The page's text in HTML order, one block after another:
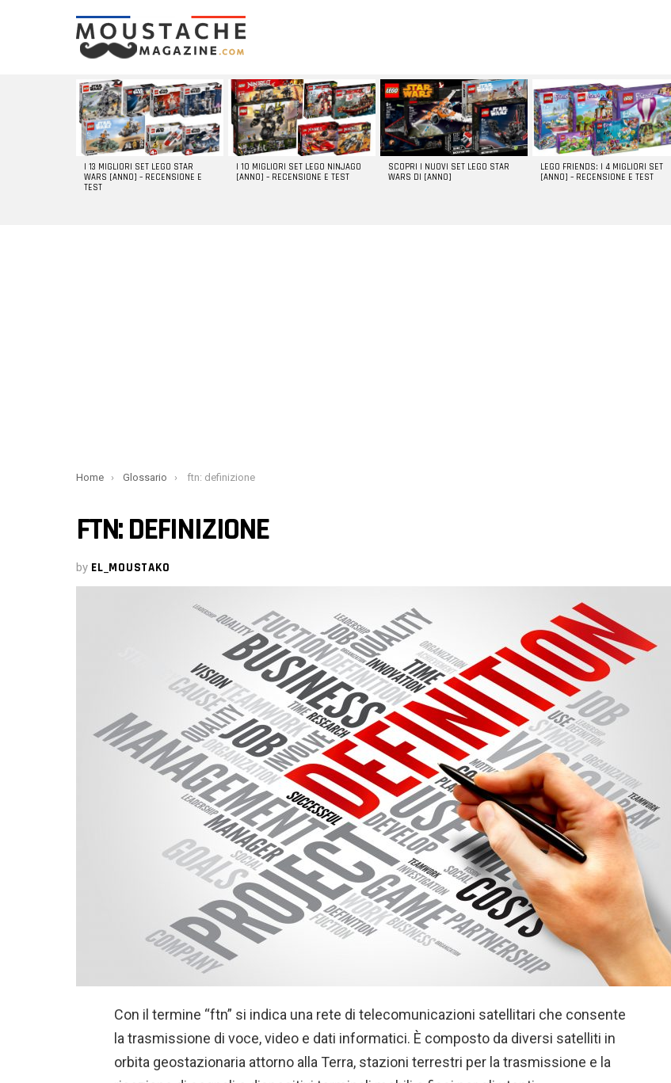
LATEST
STORIES
I 13 MIGLIORI SET LEGO STAR
WARS [ANNO] – RECENSIONE E
TEST
I 10 MIGLIORI SET LEGO NINJAGO
[ANNO] – RECENSIONE E TEST
SCOPRI I NUOVI SET LEGO STAR
WARS DI [ANNO]
LEGO FRIENDS: I 4 MIGLIORI SET
[ANNO] – RECENSIONE E TEST
You are here:
Home Glossario ftn: definizione
FTN: DEFINIZIONE
by EL_MOUSTAKO
Con il termine “ftn” si indica una rete di telecomunicazioni satellitari che consente
la trasmissione di voce, video e dati informatici. È composto da diversi satelliti in
orbita geostazionaria attorno alla Terra, stazioni terrestri per la trasmissione e la